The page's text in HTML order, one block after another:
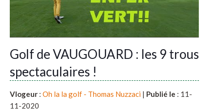
Golf de VAUGOUARD : les 9 trous
spectaculaires !
Vlogeur : Oh la la golf - Thomas Nuzzaci | Publié le : 11-
11-2020